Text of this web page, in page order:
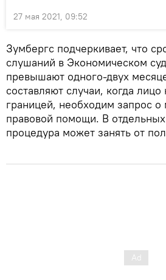
27 мая 2021, 09:52
Зумбергс подчеркивает, что
слушаний в Экономическом
превышают одного-двух
составляют случаи, когда лицо
границей, необходим запрос
правовой помощи. В отдельных
процедура может занять от